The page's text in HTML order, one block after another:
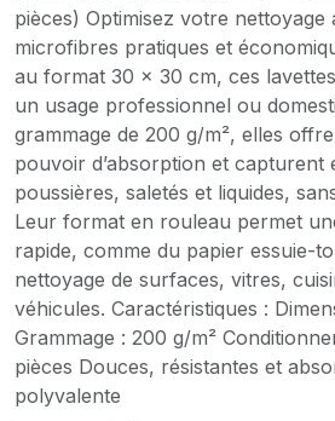
pièces) Optimisez votre
microfibres pratiques et
au format 30 x 30 cm, ces
un usage professionnel ou
grammage de 200 g/m², elles
pouvoir d’absorption et capturent
poussières, saletés et liquides,
Leur format en rouleau permet
rapide, comme du papier essuie-
nettoyage de surfaces, vitres,
véhicules. Caractéristiques :
Grammage : 200 g/m²
pièces Douces, résistantes et
polyvalente